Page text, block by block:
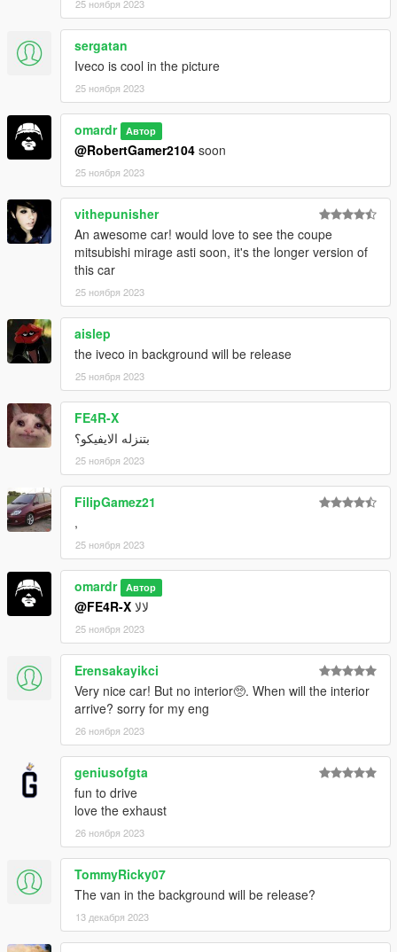
25 ноября 2023
sergatan
Iveco is cool in the picture
25 ноября 2023
omardr Автор
@RobertGamer2104 soon
25 ноября 2023
vithepunisher
An awesome car! would love to see the coupe
mitsubishi mirage asti soon, it's the longer version of
this car
25 ноября 2023
aislep
the iveco in background will be release
25 ноября 2023
FE4R-X
بتنزله الايفيكو؟
25 ноября 2023
FilipGamez21
,
25 ноября 2023
omardr Автор
@FE4R-X لالا
25 ноября 2023
Erensakayikci
Very nice car! But no interior🥺. When will the interior
arrive? sorry for my eng
26 ноября 2023
geniusofgta
fun to drive
love the exhaust
26 ноября 2023
TommyRicky07
The van in the background will be release?
13 декабря 2023